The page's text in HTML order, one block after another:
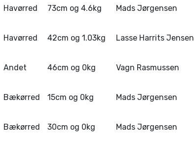
Havørred 73cm og 4.6kg Mads Jørgensen
Havørred 42cm og 1.03kg Lasse Harrits Jensen
Andet 46cm og 0kg Vagn Rasmussen
Bækørred 15cm og 0kg Mads Jørgensen
Bækørred 30cm og 0kg Mads Jørgensen